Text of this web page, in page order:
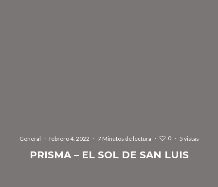
General · febrero 4, 2022 · 7 Minutos de lectura · 0 · 5 vistas
PRISMA – EL SOL DE SAN LUIS